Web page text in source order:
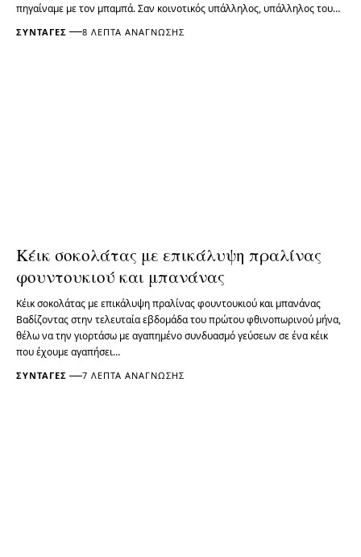
πηγαίναμε με τον μπαμπά. Σαν κοινοτικός υπάλληλος, υπάλληλος του…
ΣΥΝΤΑΓΈΣ 8 ΛΕΠΤΆ ΑΝΆΓΝΩΣΗΣ
Κέικ σοκολάτας με επικάλυψη πραλίνας
φουντουκιού και μπανάνας
Κέικ σοκολάτας με επικάλυψη πραλίνας φουντουκιού και μπανάνας
Βαδίζοντας στην τελευταία εβδομάδα του πρώτου φθινοπωρινού μήνα,
θέλω να την γιορτάσω με αγαπημένο συνδυασμό γεύσεων σε ένα κέικ
που έχουμε αγαπήσει…
ΣΥΝΤΑΓΈΣ 7 ΛΕΠΤΆ ΑΝΆΓΝΩΣΗΣ